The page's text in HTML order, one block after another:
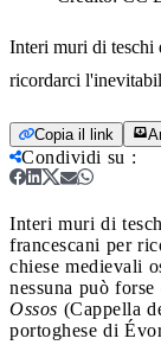
Interi muri di teschi
ricordarci
Copia il link
Condividi su :
Interi muri di
francescani per
chiese medievali
nessuna può
Ossos (Cappella
portoghese di